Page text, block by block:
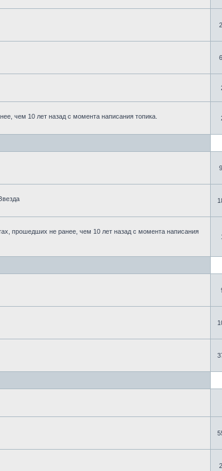
чем 10 лет назад с момента написания топика.
прошедших не ранее, чем 10 лет назад с момента написания